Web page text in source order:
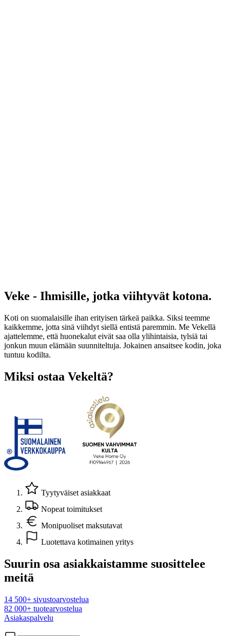
Veke - Ihmisille, jotka viihtyvät kotona.
Koti on suomalaisille ihan erityisen tärkeä paikka. Siksi teemme
kaikkemme, jotta sinä viihdyt siellä entistä paremmin. Me Vekellä
ajattelemme, että huonekalut eivät saa olla ylihintaisia, tylsiä tai
jonkun muun elämään suunniteltuja. Jokainen ansaitsee kodin, joka
tuntuu kodilta.
Miksi ostaa Vekeltä?
Tyytyväiset asiakkaat
Nopeat toimitukset
Monipuoliset maksutavat
Luotettava kotimainen yritys
Suurin osa asiakkaistamme suosittelee
meitä
14 500+ sivustoarvostelua
82 000+ tuotearvostelua
Asiakaspalvelu